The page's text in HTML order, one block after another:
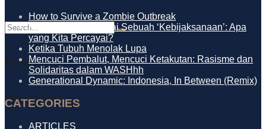
No Result
View All Result
How to Survive a Zombie Outbreak
Propaganda Sebagai Sebuah ‘Kebijaksanaan’: Apa
yang Kita Percayai?
Ketika Tubuh Menolak Lupa
Mencuci Pembalut, Mencuci Ketakutan: Rasisme dan
Solidaritas dalam WASHhh
Generational Dynamic: Indonesia, In Between (Remix)
CATEGORIES
ARTICLES